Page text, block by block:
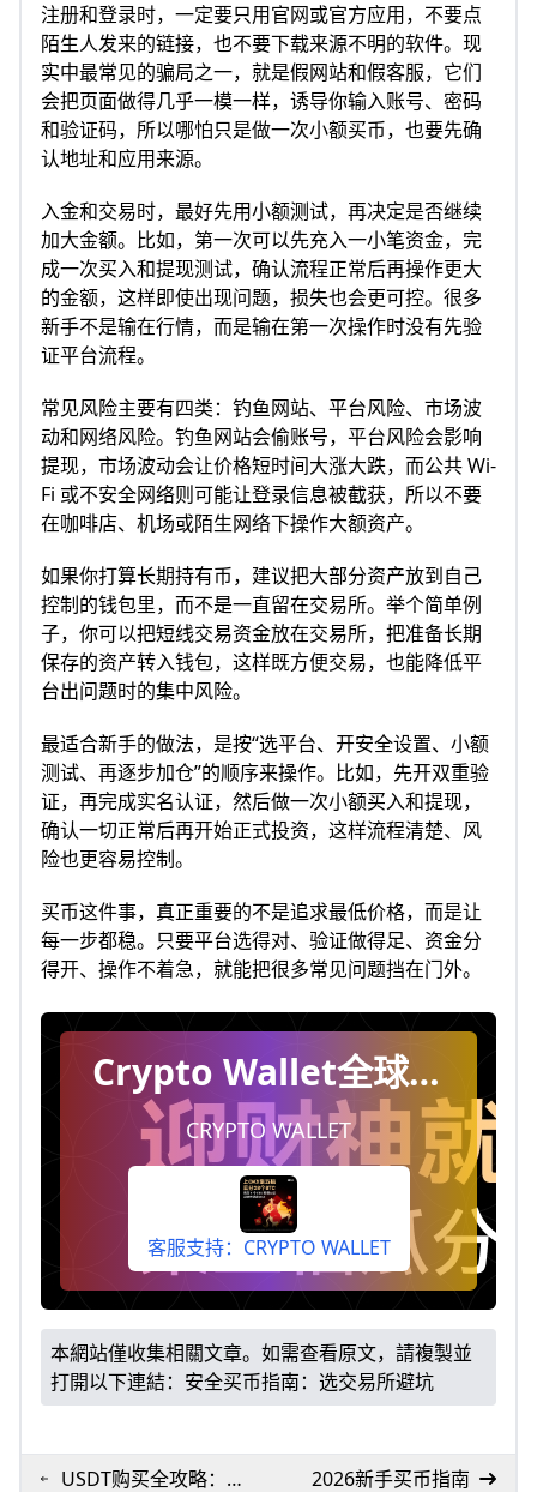
注册和登录时，一定要只用官网或官方应用，不要点
陌生人发来的链接，也不要下载来源不明的软件。现
实中最常见的骗局之一，就是假网站和假客服，它们
会把页面做得几乎一模一样，诱导你输入账号、密码
和验证码，所以哪怕只是做一次小额买币，也要先确
认地址和应用来源。
入金和交易时，最好先用小额测试，再决定是否继续
加大金额。比如，第一次可以先充入一小笔资金，完
成一次买入和提现测试，确认流程正常后再操作更大
的金额，这样即使出现问题，损失也会更可控。很多
新手不是输在行情，而是输在第一次操作时没有先验
证平台流程。
常见风险主要有四类：钓鱼网站、平台风险、市场波
动和网络风险。钓鱼网站会偷账号，平台风险会影响
提现，市场波动会让价格短时间大涨大跌，而公共 Wi-
Fi 或不安全网络则可能让登录信息被截获，所以不要
在咖啡店、机场或陌生网络下操作大额资产。
如果你打算长期持有币，建议把大部分资产放到自己
控制的钱包里，而不是一直留在交易所。举个简单例
子，你可以把短线交易资金放在交易所，把准备长期
保存的资产转入钱包，这样既方便交易，也能降低平
台出问题时的集中风险。
最适合新手的做法，是按“选平台、开安全设置、小额
测试、再逐步加仓”的顺序来操作。比如，先开双重验
证，再完成实名认证，然后做一次小额买入和提现，
确认一切正常后再开始正式投资，这样流程清楚、风
险也更容易控制。
买币这件事，真正重要的不是追求最低价格，而是让
每一步都稳。只要平台选得对、验证做得足、资金分
得开、操作不着急，就能把很多常见问题挡在门外。
Crypto Wallet全球加
密交易平台，下载App
即享奖励。
CRYPTO WALLET
客服支持：CRYPTO WALLET
本網站僅收集相關文章。如需查看原文，請複製並
打開以下連結： 安全买币指南：选交易所避坑
USDT购买全攻略：最 2026新手买币指南